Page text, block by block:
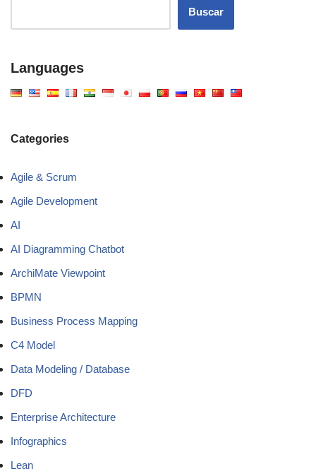
Buscar
Languages
Categories
Agile & Scrum
Agile Development
AI
AI Diagramming Chatbot
ArchiMate Viewpoint
BPMN
Business Process Mapping
C4 Model
Data Modeling / Database
DFD
Enterprise Architecture
Infographics
Lean